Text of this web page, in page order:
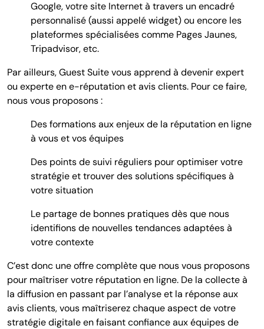
Google, votre site Internet à travers un encadré
personnalisé (aussi appelé widget) ou encore les
plateformes spécialisées comme Pages Jaunes,
Tripadvisor, etc.
Par ailleurs, Guest Suite vous apprend à devenir expert
ou experte en e-réputation et avis clients. Pour ce faire,
nous vous proposons :
Des formations aux enjeux de la réputation en ligne
à vous et vos équipes
Des points de suivi réguliers pour optimiser votre
stratégie et trouver des solutions spécifiques à
votre situation
Le partage de bonnes pratiques dès que nous
identifions de nouvelles tendances adaptées à
votre contexte
C’est donc une offre complète que nous vous proposons
pour maîtriser votre réputation en ligne. De la collecte à
la diffusion en passant par l’analyse et la réponse aux
avis clients, vous maîtriserez chaque aspect de votre
stratégie digitale en faisant confiance aux équipes de